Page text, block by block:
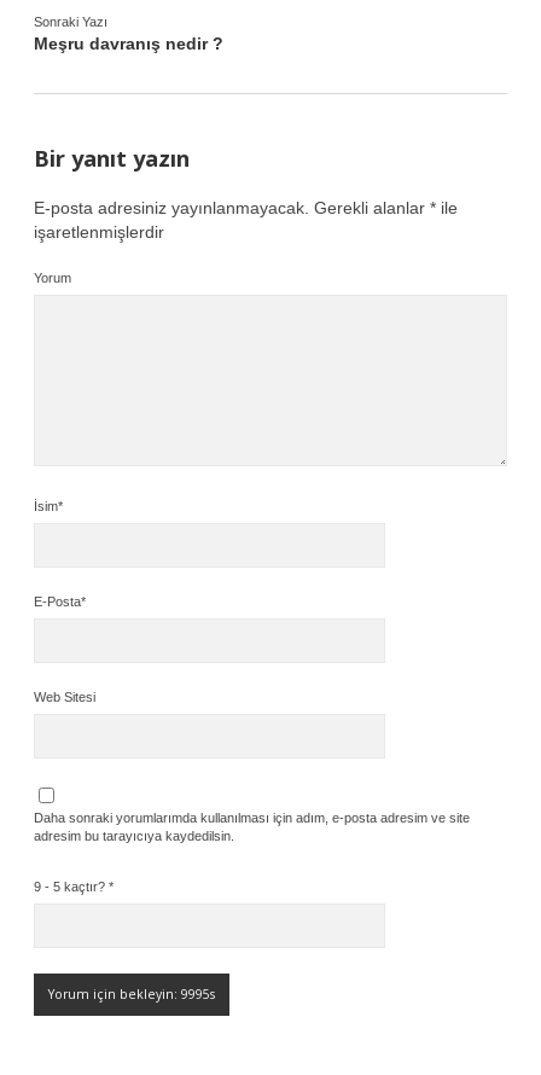
Sonraki Yazı
Meşru davranış nedir ?
Bir yanıt yazın
E-posta adresiniz yayınlanmayacak. Gerekli alanlar * ile
işaretlenmişlerdir
Yorum
İsim*
E-Posta*
Web Sitesi
Daha sonraki yorumlarımda kullanılması için adım, e-posta adresim ve site
adresim bu tarayıcıya kaydedilsin.
9 - 5 kaçtır? *